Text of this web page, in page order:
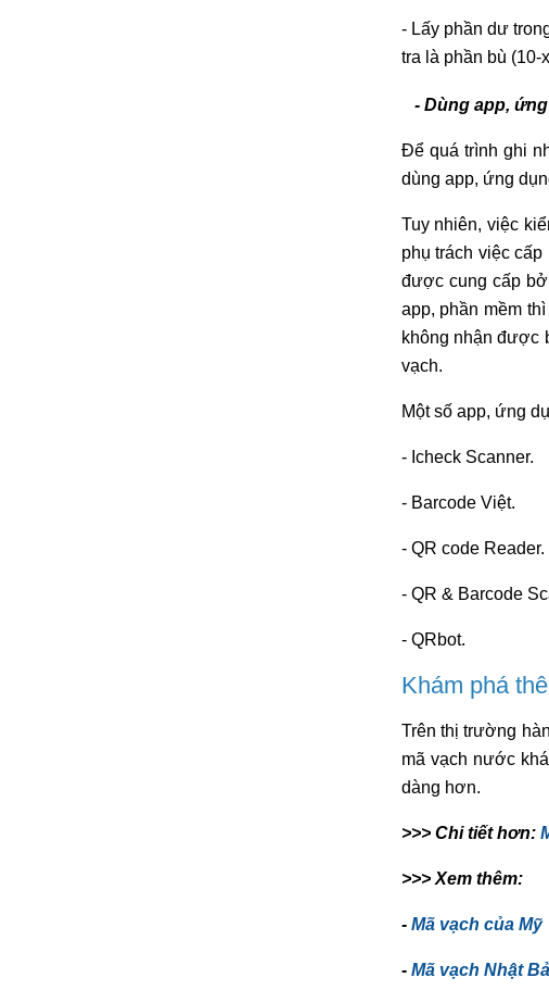
- Lấy phần dư
tra là phần bù (10-
- Dùng app,
Để quá trình ghi
dùng app, ứng
Tuy nhiên, việc
phụ trách việc
được cung cấp
app, phần mềm
không nhận được
vạch.
Một số app, ứng
- Icheck Scanner.
- Barcode Việt.
- QR code Reader.
- QR & Barcode
- QRbot.
Khám phá
Trên thị trường
mã vạch nước
dàng hơn.
>>> Chi tiết hơn:
>>> Xem thêm:
- Mã vạch của Mỹ
- Mã vạch Nhật